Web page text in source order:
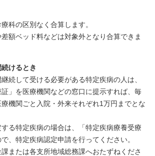
科の区別なく合算します。
額ベッド料などは対象外となり合算できま
けるとき
続して受ける必要がある特定疾病の人は、
証」を医療機関などの窓口に提示すれば、毎
機関ごと入院・外来それぞれ1万円までとな
る特定疾病の場合は、「特定疾病療養受療
、特定疾病認定申請を行ってください。
課または各支所地域総務課へおたずねくださ